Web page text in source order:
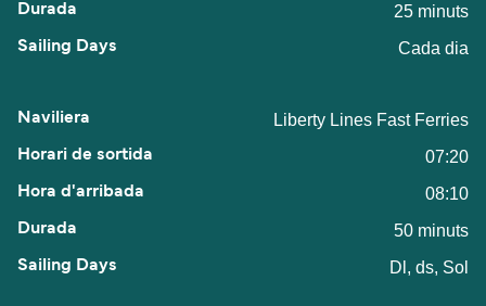
25 minuts
Cada dia
Liberty Lines Fast Ferries
07:20
08:10
50 minuts
Dl, ds, Sol